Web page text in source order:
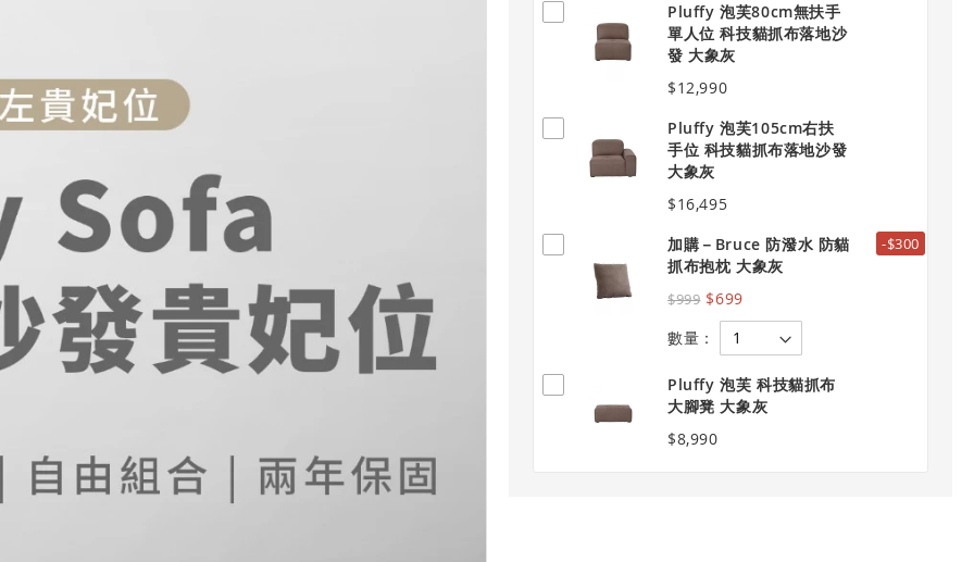
Pluffy 泡芙80cm無扶手
單人位 科技貓抓布落地沙
發 大象灰
$12,990
Pluffy 泡芙105cm右扶
手位 科技貓抓布落地沙發
大象灰
$16,495
加購－Bruce 防潑水 防貓
抓布抱枕 大象灰
$999 $699
數量：
-$300
Pluffy 泡芙 科技貓抓布
大腳凳 大象灰
$8,990